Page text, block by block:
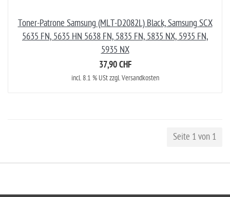
Toner-Patrone Samsung (MLT-D2082L) Black, Samsung SCX
5635 FN, 5635 HN 5638 FN, 5835 FN, 5835 NX, 5935 FN,
5935 NX
37,90 CHF
incl. 8.1 % USt zzgl. Versandkosten
Seite 1 von 1